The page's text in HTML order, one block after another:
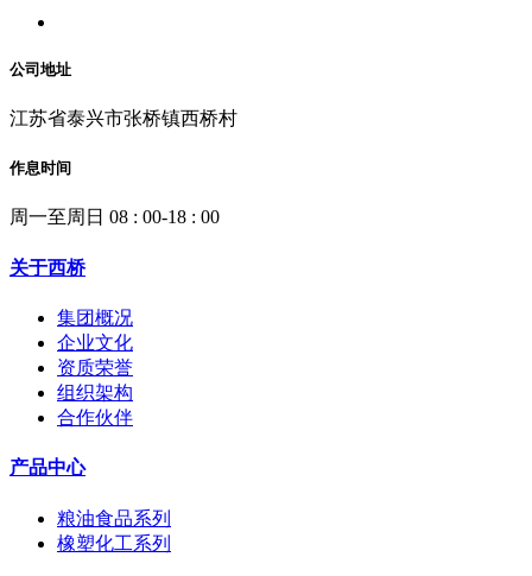
公司地址
江苏省泰兴市张桥镇西桥村
作息时间
周一至周日 08 : 00-18 : 00
关于西桥
集团概况
企业文化
资质荣誉
组织架构
合作伙伴
产品中心
粮油食品系列
橡塑化工系列